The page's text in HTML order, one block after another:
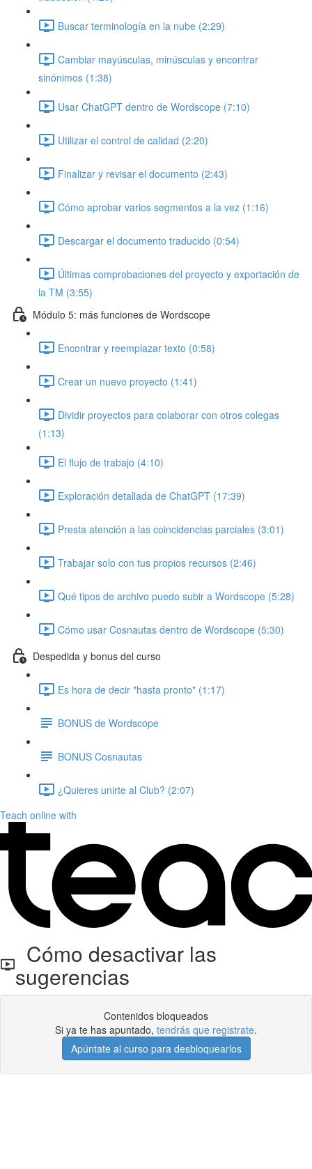
Buscar terminología en la nube (2:29)
Cambiar mayúsculas, minúsculas y encontrar
sinónimos (1:38)
Usar ChatGPT dentro de Wordscope (7:10)
Utilizar el control de calidad (2:20)
Finalizar y revisar el documento (2:43)
Cómo aprobar varios segmentos a la vez (1:16)
Descargar el documento traducido (0:54)
Últimas comprobaciones del proyecto y exportación de
la TM (3:55)
Módulo 5: más funciones de Wordscope
Encontrar y reemplazar texto (0:58)
Crear un nuevo proyecto (1:41)
Dividir proyectos para colaborar con otros colegas
(1:13)
El flujo de trabajo (4:10)
Exploración detallada de ChatGPT (17:39)
Presta atención a las coincidencias parciales (3:01)
Trabajar solo con tus propios recursos (2:46)
Qué tipos de archivo puedo subir a Wordscope (5:28)
Cómo usar Cosnautas dentro de Wordscope (5:30)
Despedida y bonus del curso
Es hora de decir "hasta pronto" (1:17)
BONUS de Wordscope
BONUS Cosnautas
¿Quieres unirte al Club? (2:07)
Teach online with
Cómo desactivar las
sugerencias
Contenidos bloqueados
Si ya te has apuntado, tendrás que registrate.
Apúntate al curso para desbloquearlos